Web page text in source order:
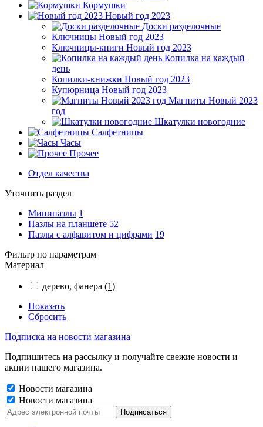
Кормушки
Новый год 2023
Доски разделочные
Ключницы Новый год 2023
Ключницы-книги Новый год 2023
Копилка на каждый
день
Копилки-книжки Новый год 2023
Купюрница Новый год 2023
Магниты Новый 2023
год
Шкатулки новогодние
Салфетницы
Часы
Прочее
Отдел качества
Уточнить раздел
Минипазлы 1
Пазлы на планшете 52
Пазлы с алфавитом и цифрами 19
Фильтр по параметрам
Материал
дерево, фанера (1)
Показать
Сбросить
Подписка на новости магазина
Подпишитесь на рассылку и получайте свежие новости и
акции нашего магазина.
Новости магазина
Новости магазина